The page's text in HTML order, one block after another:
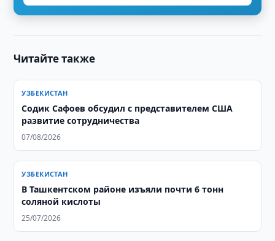
Читайте также
УЗБЕКИСТАН
Содик Сафоев обсудил с представителем США
развитие сотрудничества
07/08/2026
УЗБЕКИСТАН
В Ташкентском районе изъяли почти 6 тонн
соляной кислоты
25/07/2026